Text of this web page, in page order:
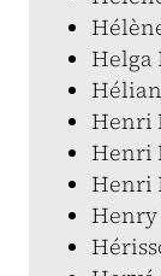
Helga
Henri
Henri
Henri
Henry